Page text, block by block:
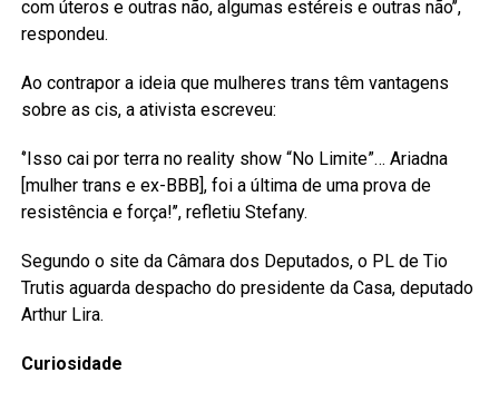
com úteros e outras não, algumas estéreis e outras não’’,
respondeu.
Ao contrapor a ideia que mulheres trans têm vantagens
sobre as cis, a ativista escreveu:
‘’Isso cai por terra no reality show “No Limite”… Ariadna
[mulher trans e ex-BBB], foi a última de uma prova de
resistência e força!’’, refletiu Stefany.
Segundo o site da Câmara dos Deputados, o PL de Tio
Trutis aguarda despacho do presidente da Casa, deputado
Arthur Lira.
Curiosidade